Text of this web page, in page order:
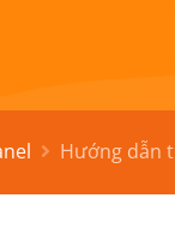
Hướng dẫn